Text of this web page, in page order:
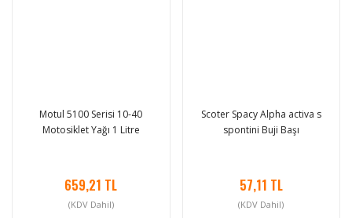
Motul 5100 Serisi 10-40
Motosiklet Yağı 1 Litre
659,21 TL
(KDV Dahil)
Scoter Spacy Alpha activa s
spontini Buji Başı
57,11 TL
(KDV Dahil)